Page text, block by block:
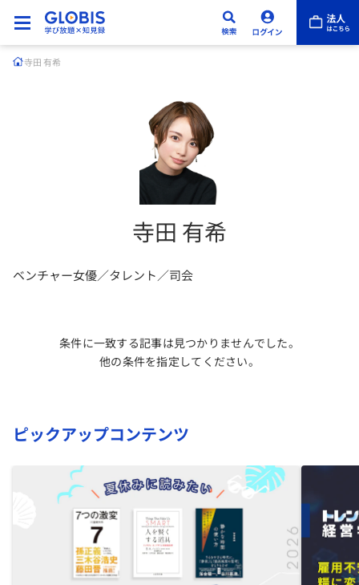
寺田 有希
寺田 有希
ベンチャー女優／タレント／司会
条件に一致する記事は見つかりませんでした。
他の条件を指定してください。
ピックアップコンテンツ